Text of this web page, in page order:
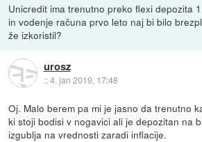
Unicredit ima trenutno preko flexi depozita
in vodenje računa prvo leto naj bi bilo
že izkoristil?
urosz
::4. jan 2019, 17:48
Oj. Malo berem pa mi je jasno da trenutno
ki stoji bodisi v nogavici ali je depozitan na
izgublja na vrednosti zaradi inflacije.